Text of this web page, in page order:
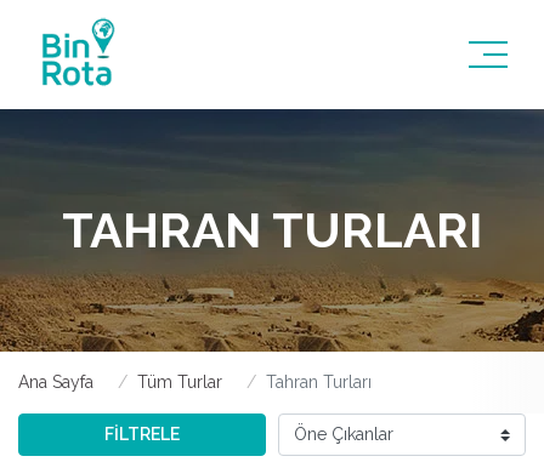
TAHRAN TURLARI
Ana Sayfa Tüm Turlar Tahran Turları
FİLTRELE